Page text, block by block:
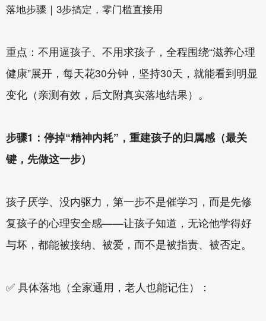
落地步骤｜3步搞定，零门槛直接用
重点：不用逼孩子、不用求孩子，全程围绕“滋养心理
健康”展开，每天花30分钟，坚持30天，就能看到明显
变化（亲测有效，后文附真实落地结果）。
步骤1：停掉“精神内耗”，重建孩子的归属感（最关
键，先做这一步）
孩子厌学、没内驱力，第一步不是催学习，而是先修
复孩子的心理安全感——让孩子知道，无论他学得好
与坏，都能被接纳、被爱，而不是被指责、被否定。
✅ 具体落地（全家通用，老人也能记住）：